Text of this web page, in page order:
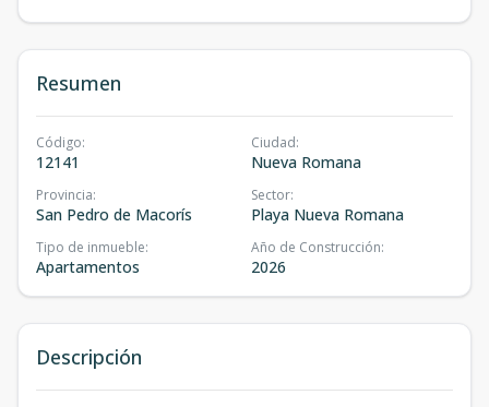
Resumen
Código:
12141
Ciudad:
Nueva Romana
Provincia:
San Pedro de Macorís
Sector:
Playa Nueva Romana
Tipo de inmueble:
Apartamentos
Año de Construcción:
2026
Descripción